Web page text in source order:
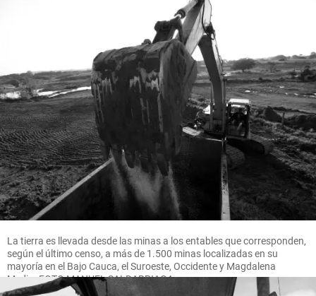
La tierra es llevada desde las minas a los entables que corresponden,
según el último censo, a más de 1.500 minas localizadas en su
mayoría en el Bajo Cauca, el Suroeste, Occidente y Magdalena
Medio. FOTO MANUEL SALDARRIAGA